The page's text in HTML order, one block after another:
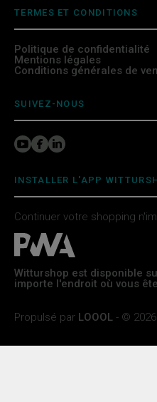
TERMES ET CONDITIONS
Politique de confidentialité
Mentions légales
Conditions générales de
SUIVEZ-NOUS
INSTALLER L'APP
Continuer votre shopping
Witturshop est disponible
importe l'endroit où vous
Propulsé par LOOOL - ©